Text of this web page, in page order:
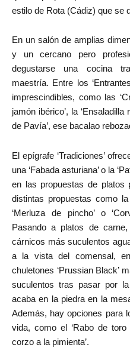
estilo de Rota (Cádiz) que se
En un salón de amplias
y un cercano pero
degustarse una cocina
maestría. Entre los
imprescindibles, como las
jamón ibérico’, la ‘Ensaladilla
de Pavía’, ese bacalao
El epígrafe ‘Tradiciones’
una ‘Fabada asturiana’ o la
en las propuestas de platos
distintas propuestas como la
‘Merluza de pincho’ o
Pasando a platos de
cárnicos más suculentos
a la vista del comensal,
chuletones ‘Prussian Black’
suculentos tras pasar por
acaba en la piedra en la
Además, hay opciones para
vida, como el ‘Rabo de
corzo a la pimienta’.